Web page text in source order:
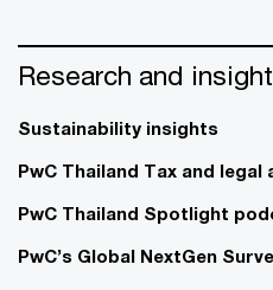
Research and
Sustainability insights
PwC Thailand Tax and legal
PwC Thailand Spotlight
PwC’s Global NextGen